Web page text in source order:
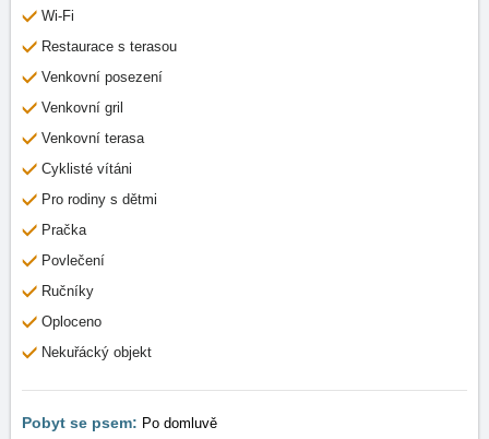
Wi-Fi
Restaurace s terasou
Venkovní posezení
Venkovní gril
Venkovní terasa
Cyklisté vítáni
Pro rodiny s dětmi
Pračka
Povlečení
Ručníky
Oploceno
Nekuřácký objekt
Pobyt se psem: Po domluvě